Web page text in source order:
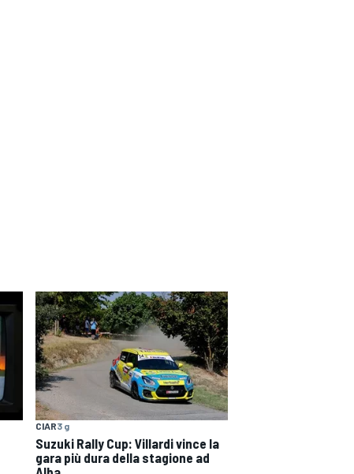
CIAR3 g
Suzuki Rally Cup: Villardi vince la
gara più dura della stagione ad